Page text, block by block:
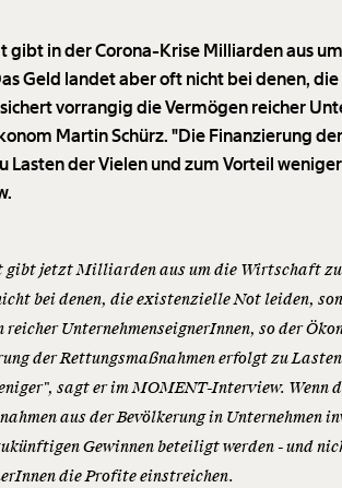
gibt in der Corona-Krise Milliarden aus
Geld landet aber oft nicht bei denen,
vorrangig die Vermögen reicher
Martin Schürz. "Die Finanzierung
Lasten der Vielen und zum Vorteil
gibt jetzt Milliarden aus um die Wirtschaft
bei denen, die existenzielle Not leiden,
reicher UnternehmenseignerInnen, so der
der Rettungsmaßnahmen erfolgt zu
sagt er im MOMENT-Interview. Wenn
aus der Bevölkerung in Unternehmen
Gewinnen beteiligt werden - und
die Profite einstreichen.